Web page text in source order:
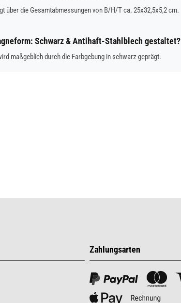
über die Gesamtabmessungen von B/H/T ca. 25x32,5x5,2 cm.
Schwarz & Antihaft-Stahlblech gestaltet?
maßgeblich durch die Farbgebung in schwarz geprägt.
Zahlungsarten